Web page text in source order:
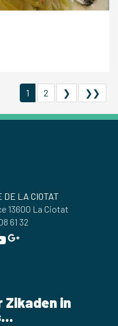
1 2 ❯ ❯❯
DE LA CIOTAT
13600 La Ciotat
61 32
Zikaden in